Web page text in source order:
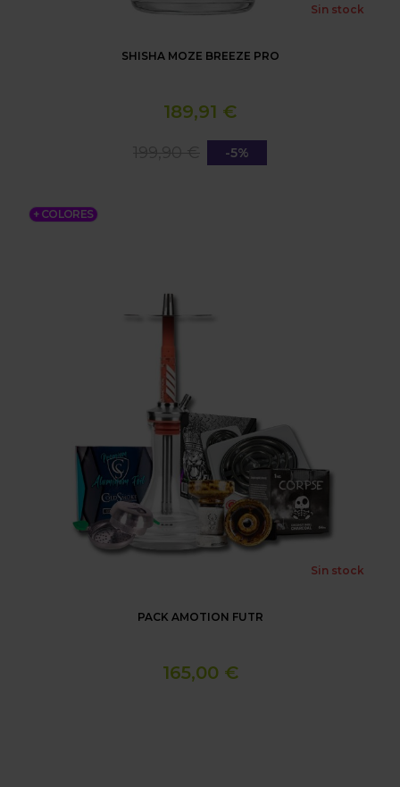
Sin stock
SHISHA MOZE BREEZE PRO
189,91 €
-5%
+ COLORES
PACK AMOTION FUTR
Sin stock
PACK AMOTION FUTR
165,00 €